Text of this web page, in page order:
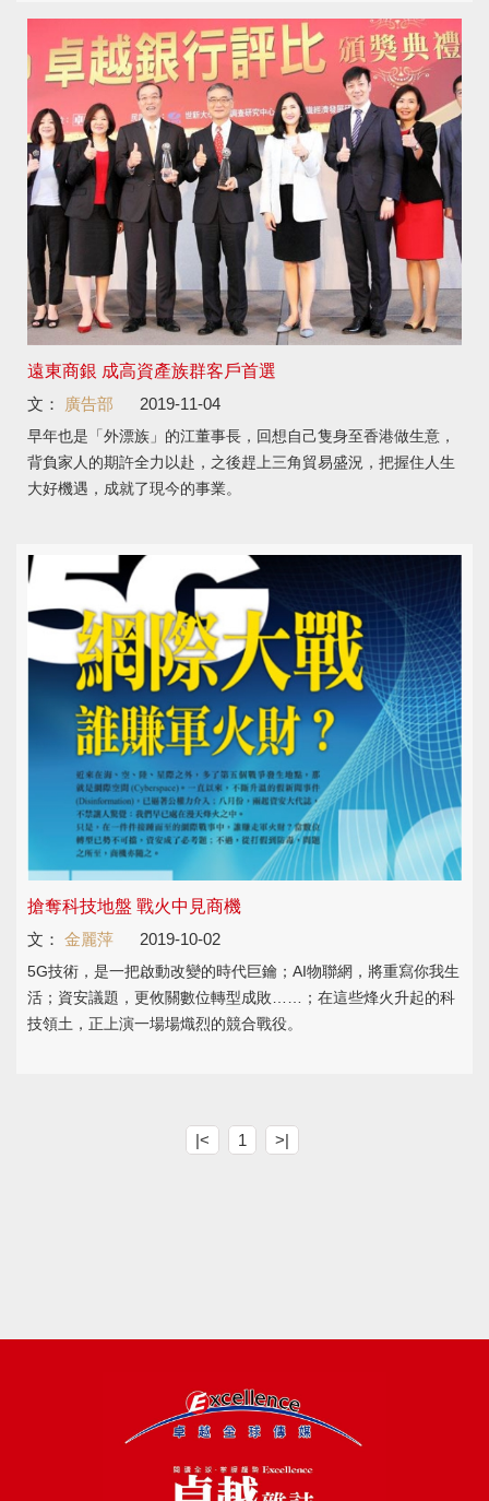
遠東商銀 成高資產族群客戶首選
文：
廣告部 2019-11-04
早年也是「外漂族」的江董事長，回想自己隻身至香港做生意，
背負家人的期許全力以赴，之後趕上三角貿易盛況，把握住人生
大好機遇，成就了現今的事業。
搶奪科技地盤 戰火中見商機
文： 金麗萍 2019-10-02
5G技術，是一把啟動改變的時代巨鑰；AI物聯網，將重寫你我生
活；資安議題，更攸關數位轉型成敗……；在這些烽火升起的科
技領土，正上演一場場熾烈的競合戰役。
|< 1 >|